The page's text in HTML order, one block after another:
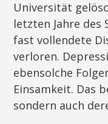
Universität
letzten Jahre des
fast vollendete
verloren.
ebensolche
Einsamkeit. Das
sondern auch